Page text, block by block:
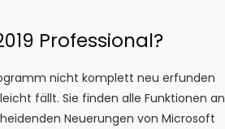
Professional?
nicht komplett neu erfunden
fällt. Sie finden alle Funktionen an
Neuerungen von Microsoft